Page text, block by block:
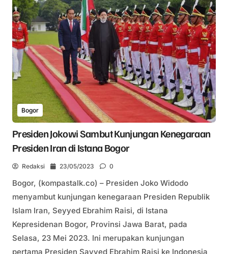
Bogor
Presiden Jokowi Sambut Kunjungan Kenegaraan
Presiden Iran di Istana Bogor
Redaksi 23/05/2023 0
Bogor, (kompastalk.co) – Presiden Joko Widodo
menyambut kunjungan kenegaraan Presiden Republik
Islam Iran, Seyyed Ebrahim Raisi, di Istana
Kepresidenan Bogor, Provinsi Jawa Barat, pada
Selasa, 23 Mei 2023. Ini merupakan kunjungan
pertama Presiden Sayyed Ebrahim Raisi ke Indonesia